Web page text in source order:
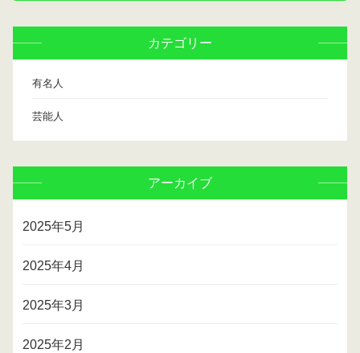
カテゴリー
有名人
芸能人
アーカイブ
2025年5月
2025年4月
2025年3月
2025年2月